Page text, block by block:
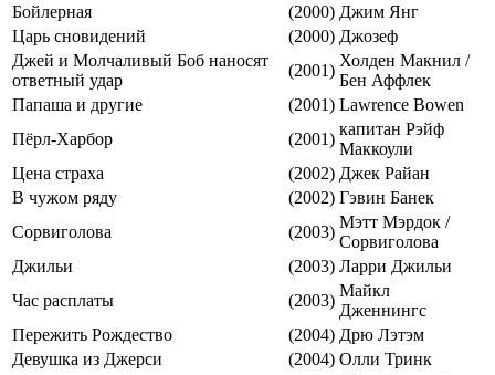
Бойлерная
(2000) Джим Янг
Царь сновидений
(2000) Джозеф
Джей и Молчаливый Боб наносят
ответный удар
(2001)
Холден Макнил /
Бен Аффлек
Папаша и другие
(2001) Lawrence Bowen
Пёрл-Харбор
(2001)
капитан Рэйф
Маккоули
Цена страха
(2002) Джек Райан
В чужом ряду
(2002) Гэвин Банек
Сорвиголова
(2003)
Мэтт Мэрдок /
Сорвиголова
Джильи
(2003) Ларри Джильи
Час расплаты
(2003)
Майкл
Дженнингс
Пережить Рождество
(2004) Дрю Лэтэм
Девушка из Джерси
(2004) Олли Тринк